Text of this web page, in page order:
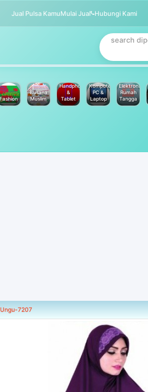
Jual Pulsa KamuMulai Jual Hubungi Kami
Busana
Muslim
Handphone
&
Tablet
Komputer
PC &
Laptop
Elektronik
Rumah
Tangga
7207